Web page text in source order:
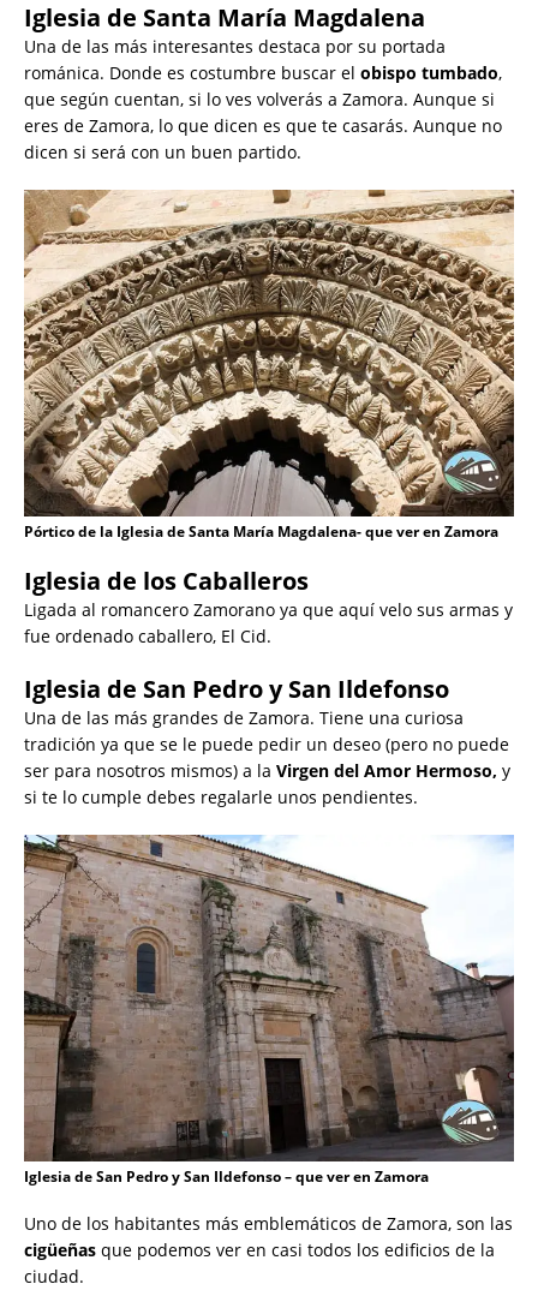
Iglesia de Santa María Magdalena
Una de las más interesantes destaca por su portada
románica. Donde es costumbre buscar el obispo tumbado,
que según cuentan, si lo ves volverás a Zamora. Aunque si
eres de Zamora, lo que dicen es que te casarás. Aunque no
dicen si será con un buen partido.
Pórtico de la Iglesia de Santa María Magdalena- que ver en Zamora
Iglesia de los Caballeros
Ligada al romancero Zamorano ya que aquí velo sus armas y
fue ordenado caballero, El Cid.
Iglesia de San Pedro y San Ildefonso
Una de las más grandes de Zamora. Tiene una curiosa
tradición ya que se le puede pedir un deseo (pero no puede
ser para nosotros mismos) a la Virgen del Amor Hermoso, y
si te lo cumple debes regalarle unos pendientes.
Iglesia de San Pedro y San Ildefonso – que ver en Zamora
Uno de los habitantes más emblemáticos de Zamora, son las
cigüeñas que podemos ver en casi todos los edificios de la
ciudad.